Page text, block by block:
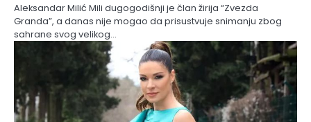
Aleksandar Milić Mili dugogodišnji je član žirija “Zvezda
Granda”, a danas nije mogao da prisustvuje snimanju zbog
sahrane svog velikog…